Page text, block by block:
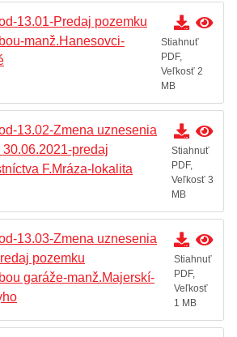
13.01-Predaj pozemku
manž.Hanesovci-
Stiahnuť
PDF,
Veľkosť 2
MB
13.02-Zmena uznesenia
predaj
F.Mráza-lokalita
Stiahnuť
PDF,
Veľkosť 3
MB
13.03-Zmena uznesenia
pozemku
garáže-manž.Majerskí-
Stiahnuť
PDF,
Veľkosť
1 MB